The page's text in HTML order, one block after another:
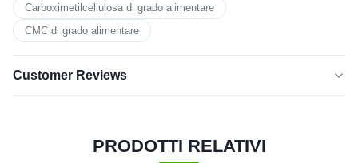
Carboximetilcellulosa di grado alimentare
CMC di grado alimentare
Customer Reviews
PRODOTTI RELATIVI